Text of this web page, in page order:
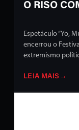
O RISO
Espetáculo “Yo,
encerrou o
extremismo
LEIA MAIS →